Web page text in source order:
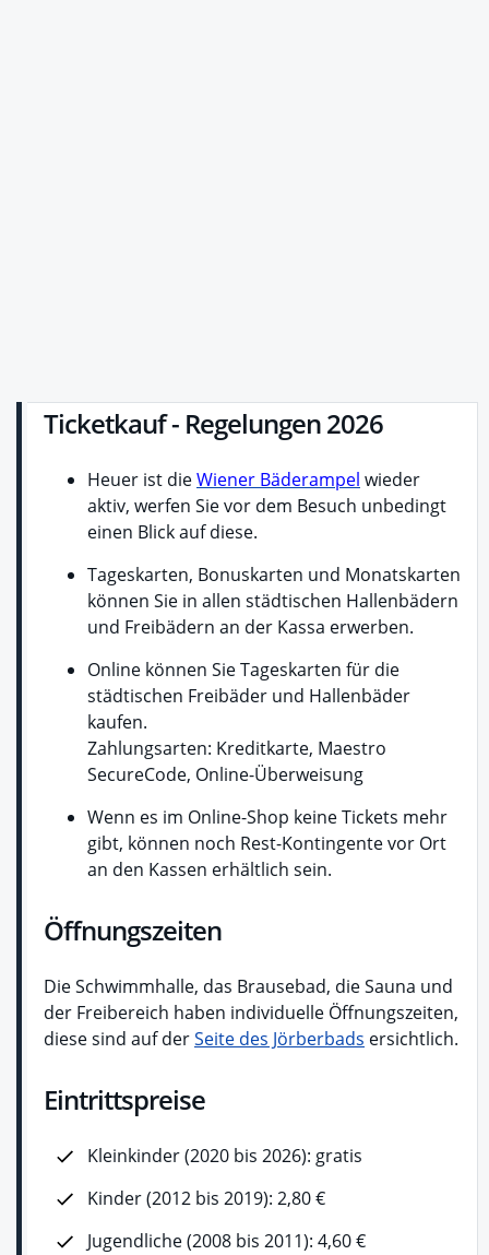
Ticketkauf - Regelungen 2026
Heuer ist dieWiener Bäderampel wieder
aktiv, werfen Sie vor dem Besuch unbedingt
einen Blick auf diese.
Tageskarten, Bonuskarten und Monatskarten
können Sie in allen städtischen Hallenbädern
und Freibädern an der Kassa erwerben.
Online können Sie Tageskarten für die
städtischen Freibäder und Hallenbäder
kaufen.
Zahlungsarten: Kreditkarte, Maestro
SecureCode, Online-Überweisung
Wenn es im Online-Shop keine Tickets mehr
gibt, können noch Rest-Kontingente vor Ort
an den Kassen erhältlich sein.
Öffnungszeiten
Die Schwimmhalle, das Brausebad, die Sauna und
der Freibereich haben individuelle Öffnungszeiten,
diese sind auf derSeite des Jörberbads ersichtlich.
Eintrittspreise
Kleinkinder (2020 bis 2026): gratis
Kinder (2012 bis 2019): 2,80 €
Jugendliche (2008 bis 2011): 4,60 €